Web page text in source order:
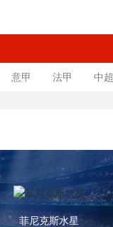
意甲 法甲 中超
菲尼克斯水星